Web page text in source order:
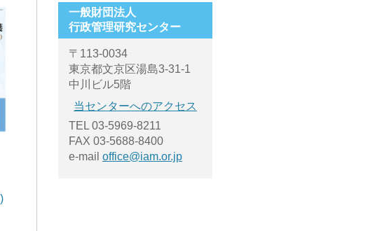
一般財団法人
行政管理研究センター
〒113-0034
東京都文京区湯島3-31-1
中川ビル5階
当センターへのアクセス
TEL 03-5969-8211
FAX 03-5688-8400
e-mail office@iam.or.jp